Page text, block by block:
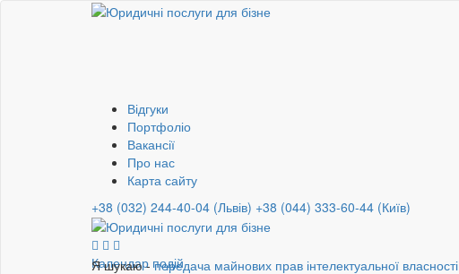
Відгуки
Портфоліо
Вакансії
Про нас
Карта сайту
+38 (032) 244-40-04 (Львів) +38 (044) 333-60-44 (Київ)
Календар подій
Я шукаю -передача майнових прав інтелектуальної власності